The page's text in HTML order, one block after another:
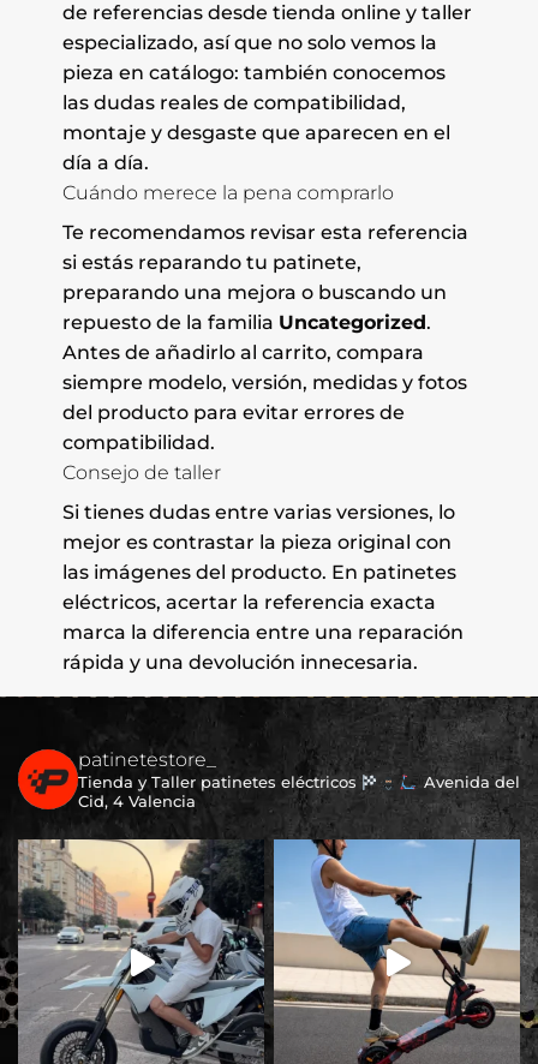
de referencias desde tienda online y taller
especializado, así que no solo vemos la
pieza en catálogo: también conocemos
las dudas reales de compatibilidad,
montaje y desgaste que aparecen en el
día a día.
Cuándo merece la pena comprarlo
Te recomendamos revisar esta referencia
si estás reparando tu patinete,
preparando una mejora o buscando un
repuesto de la familia Uncategorized.
Antes de añadirlo al carrito, compara
siempre modelo, versión, medidas y fotos
del producto para evitar errores de
compatibilidad.
Consejo de taller
Si tienes dudas entre varias versiones, lo
mejor es contrastar la pieza original con
las imágenes del producto. En patinetes
eléctricos, acertar la referencia exacta
marca la diferencia entre una reparación
rápida y una devolución innecesaria.
patinetestore_
Tienda y Taller patinetes eléctricos
Avenida del
Cid, 4 Valencia